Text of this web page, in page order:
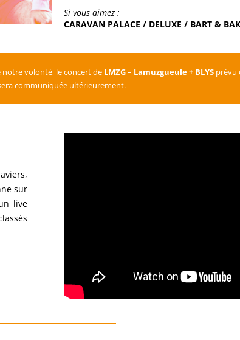
Si vous aimez :
CARAVAN PALACE / DELUXE / BART &
volonté, le concert de LMZG – Lamuzgueule + BLYS prévu
communiquée ultérieurement.
sur
live